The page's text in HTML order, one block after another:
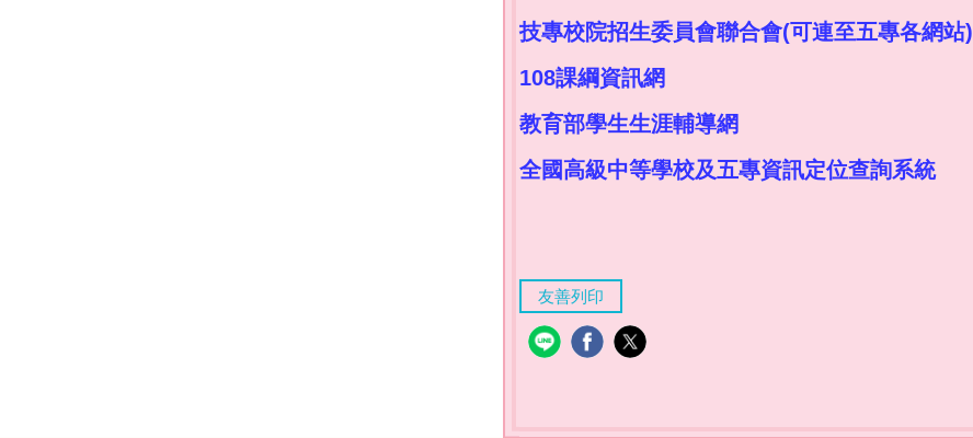
技專校院招生委員會聯合會(可連至五專各網站)
108課綱資訊網
教育部學生生涯輔導網
全國高級中等學校及五專資訊定位查詢系統
友善列印